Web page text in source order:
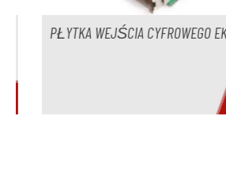
PŁYTKA WEJŚCIA CYFROWEGO EK1